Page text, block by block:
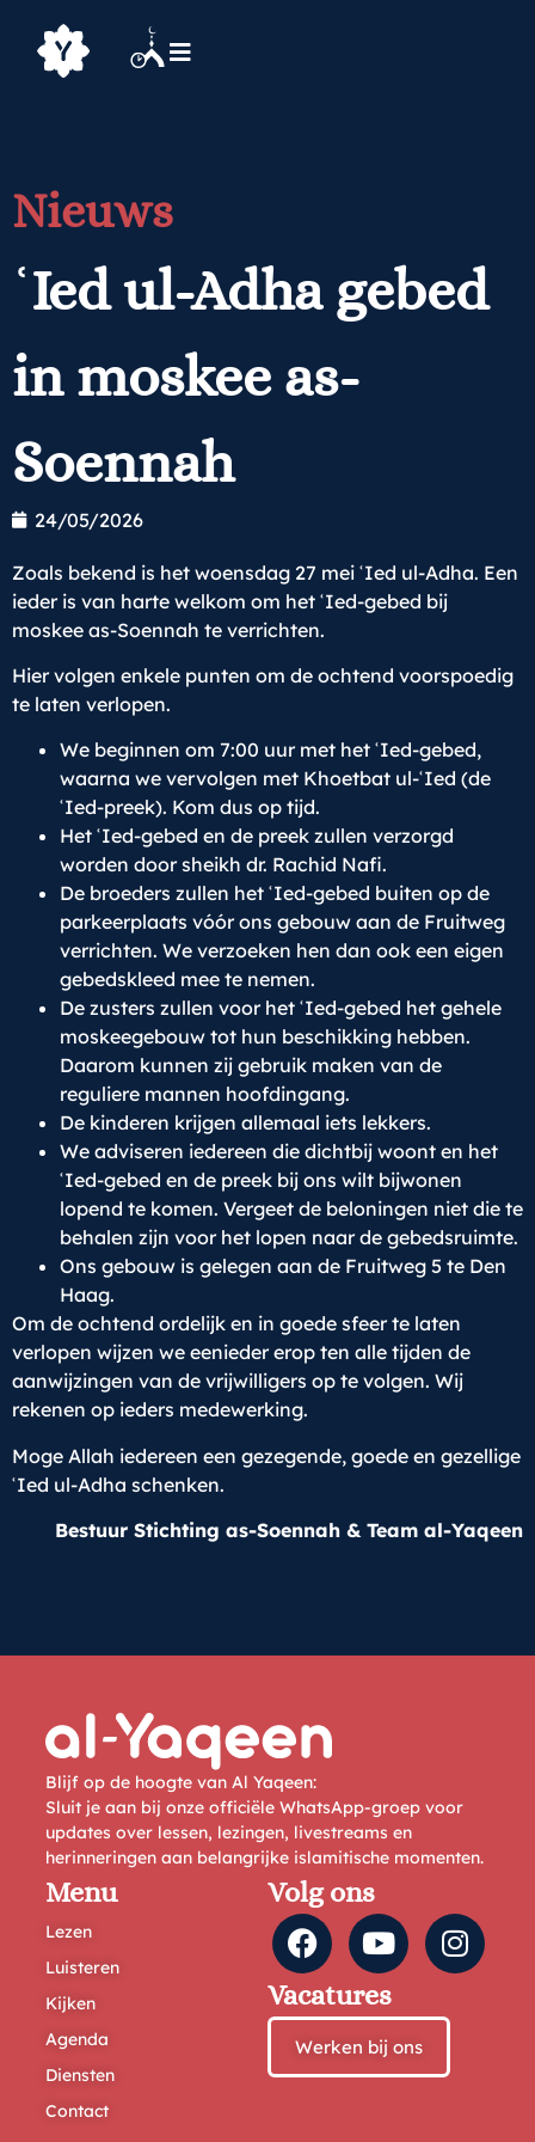
Nieuws
ʿIed ul-Adha gebed
in moskee as-
Soennah
24/05/2026
Zoals bekend is het woensdag 27 mei ʿIed ul-Adha. Een
ieder is van harte welkom om het ʿIed-gebed bij
moskee as-Soennah te verrichten.
Hier volgen enkele punten om de ochtend voorspoedig
te laten verlopen.
We beginnen om 7:00 uur met het ʿIed-gebed,
waarna we vervolgen met Khoetbat ul-ʿIed (de
ʿIed-preek). Kom dus op tijd.
Het ʿIed-gebed en de preek zullen verzorgd
worden door sheikh dr. Rachid Nafi.
De broeders zullen het ʿIed-gebed buiten op de
parkeerplaats vóór ons gebouw aan de Fruitweg
verrichten. We verzoeken hen dan ook een eigen
gebedskleed mee te nemen.
De zusters zullen voor het ʿIed-gebed het gehele
moskeegebouw tot hun beschikking hebben.
Daarom kunnen zij gebruik maken van de
reguliere mannen hoofdingang.
De kinderen krijgen allemaal iets lekkers.
We adviseren iedereen die dichtbij woont en het
ʿIed-gebed en de preek bij ons wilt bijwonen
lopend te komen. Vergeet de beloningen niet die te
behalen zijn voor het lopen naar de gebedsruimte.
Ons gebouw is gelegen aan de Fruitweg 5 te Den
Haag.
Om de ochtend ordelijk en in goede sfeer te laten
verlopen wijzen we eenieder erop ten alle tijden de
aanwijzingen van de vrijwilligers op te volgen. Wij
rekenen op ieders medewerking.
Moge Allah iedereen een gezegende, goede en gezellige
ʿIed ul-Adha schenken.
Bestuur Stichting as-Soennah & Team al-Yaqeen
Blijf op de hoogte van Al Yaqeen:
Sluit je aan bij onze officiële WhatsApp-groep voor
updates over lessen, lezingen, livestreams en
herinneringen aan belangrijke islamitische momenten.
Menu
Lezen
Luisteren
Kijken
Agenda
Diensten
Contact
Volg ons
Vacatures
Werken bij ons